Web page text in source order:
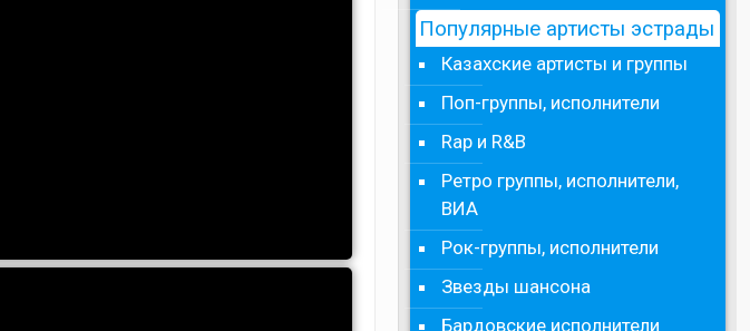
Популярные артисты эстрады
Казахские артисты и группы
Поп-группы, исполнители
Rap и R&B
Ретро группы, исполнители,
ВИА
Рок-группы, исполнители
Звезды шансона
Бардовские исполнители